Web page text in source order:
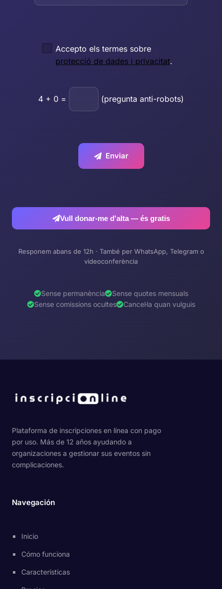
Accepto els termes sobre
protecció de dades i privacitat.
4 + 0 = (pregunta anti-robots)
Enviar
Vull donar-me d'alta — és gratis
Responem abans de 12h · També per WhatsApp, Telegram o
videoconferència
Sense permanència
Sense quotes mensuals
Sense comissions ocultes
Cancel·la quan vulguis
Plataforma de inscripciones en línea con pago
por uso. Más de 12 años ayudando a
organizaciones a gestionar sus eventos sin
complicaciones.
Navegación
Inicio
Cómo funciona
Características